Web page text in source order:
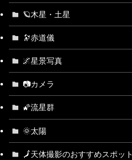
🪐木星・土星
🔭赤道儀
🌌星景写真
📷カメラ
🌠流星群
🌞太陽
🗾天体撮影のおすすめスポット